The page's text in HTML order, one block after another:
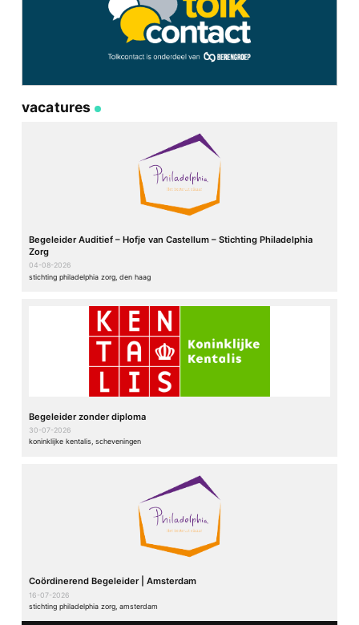
vacatures
Begeleider Auditief – Hofje van Castellum – Stichting Philadelphia
Zorg
04-08-2026
stichting philadelphia zorg, den haag
Begeleider zonder diploma
30-07-2026
koninklijke kentalis, scheveningen
Coördinerend Begeleider | Amsterdam
16-07-2026
stichting philadelphia zorg, amsterdam